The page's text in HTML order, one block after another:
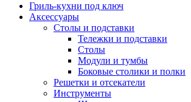
Гриль-кухни под ключ
Аксессуары
Столы и подставки
Тележки и подставки
Столы
Модули и тумбы
Боковые столики и полки
Решетки и отсекатели
Инструменты